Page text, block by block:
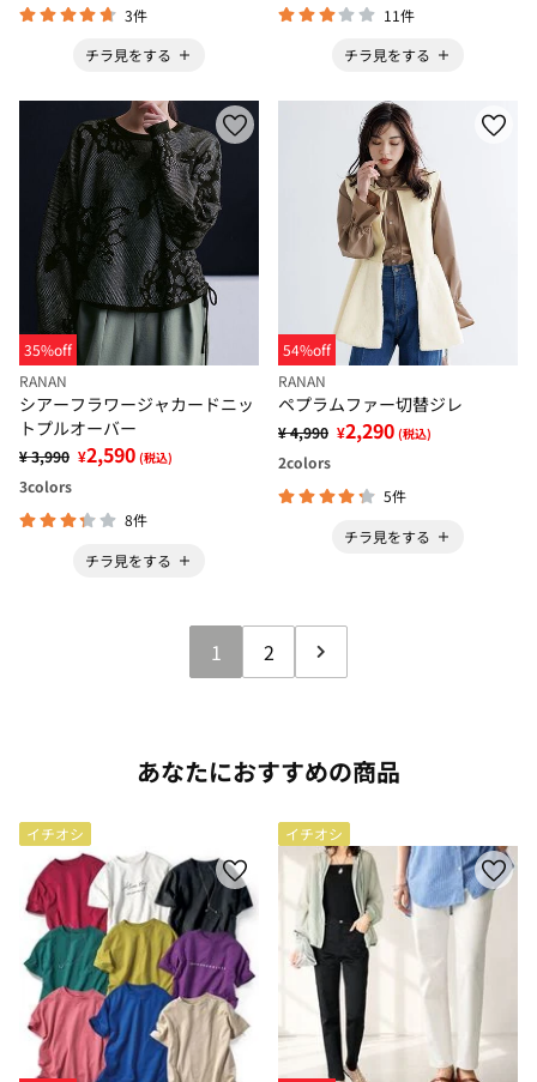
3件
チラ見をする
11件
チラ見をする
35%off
RANAN
シアーフラワージャカードニッ
トプルオーバー
¥ 3,990 ¥2,590 (税込)
3colors
8件
チラ見をする
54%off
RANAN
ペプラムファー切替ジレ
¥ 4,990 ¥2,290 (税込)
2colors
5件
チラ見をする
1 2
あなたにおすすめの商品
イチオシ イチオシ